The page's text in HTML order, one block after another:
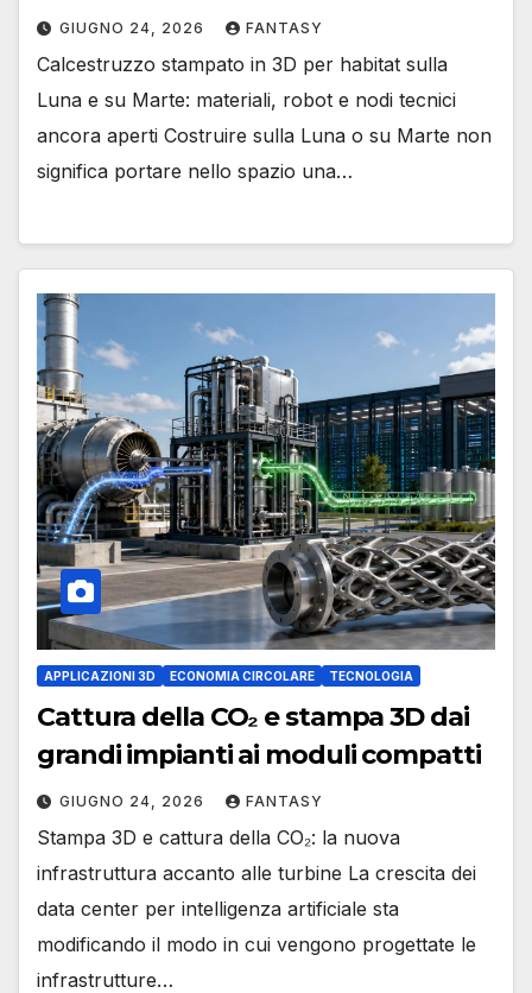
GIUGNO 24, 2026 FANTASY
Calcestruzzo stampato in 3D per habitat sulla
Luna e su Marte: materiali, robot e nodi tecnici
ancora aperti Costruire sulla Luna o su Marte non
significa portare nello spazio una…
APPLICAZIONI 3D ECONOMIA CIRCOLARE TECNOLOGIA
Cattura della CO₂ e stampa 3D dai
grandi impianti ai moduli compatti
GIUGNO 24, 2026 FANTASY
Stampa 3D e cattura della CO₂: la nuova
infrastruttura accanto alle turbine La crescita dei
data center per intelligenza artificiale sta
modificando il modo in cui vengono progettate le
infrastrutture…